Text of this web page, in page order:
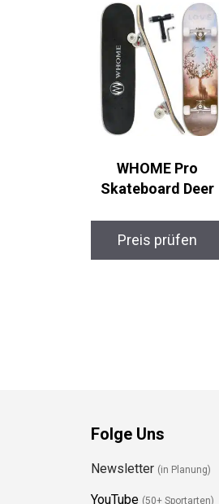
WHOME Pro
Skateboard Deer
Preis prüfen
Folge Uns
Newsletter
YouTube